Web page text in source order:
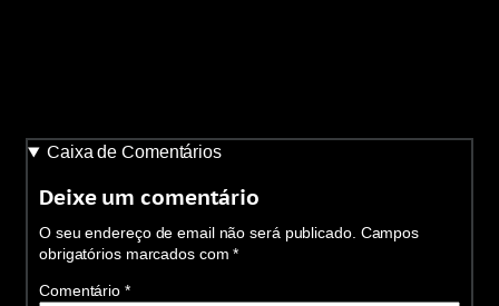
Caixa de Comentários
Deixe um comentário
O seu endereço de email não será publicado. Campos
obrigatórios marcados com*
Comentário *